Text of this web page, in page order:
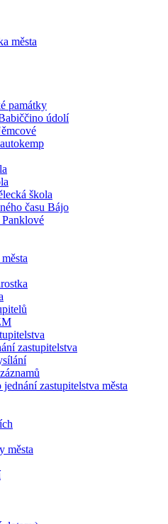
města
památky
údolí
škola
času Bájo
zastupitelstva
zastupitelstva města
města